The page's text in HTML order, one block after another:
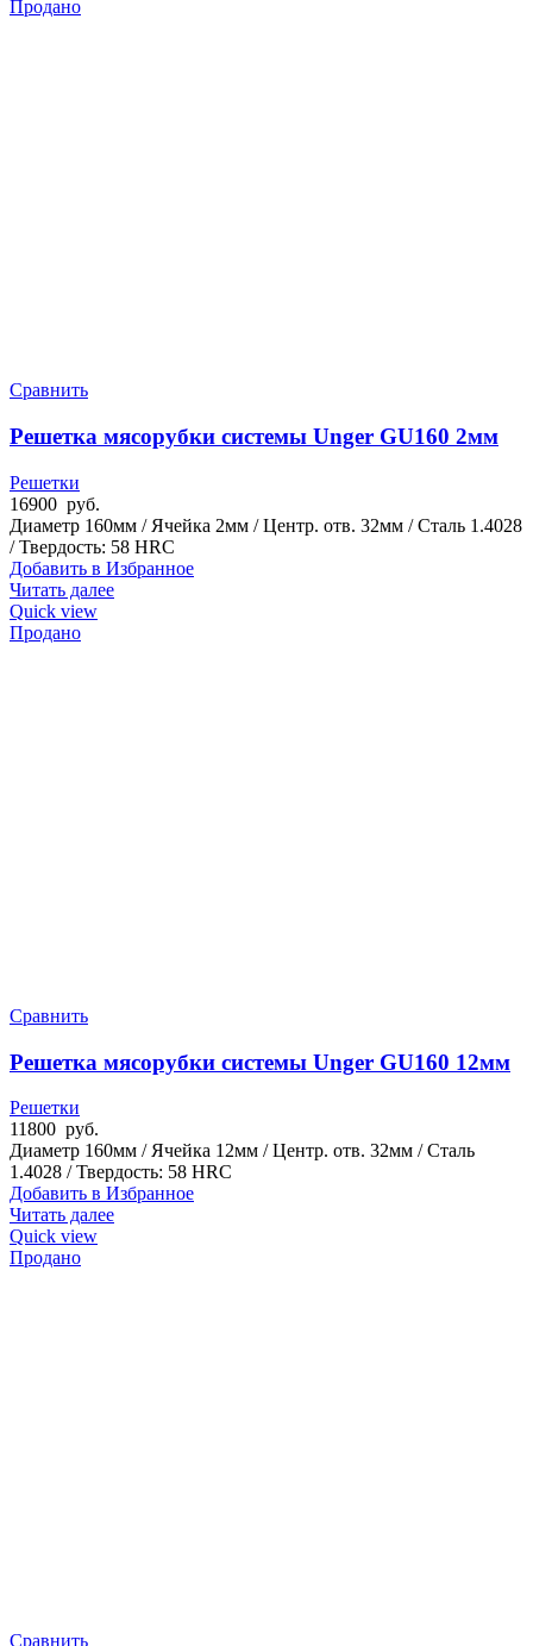
Продано
Сравнить
Решетка мясорубки системы Unger GU160 2мм
Решетки
16900 руб.
Диаметр 160мм / Ячейка 2мм / Центр. отв. 32мм / Сталь 1.4028
/ Твердость: 58 HRC
Добавить в Избранное
Читать далее
Quick view
Продано
Сравнить
Решетка мясорубки системы Unger GU160 12мм
Решетки
11800 руб.
Диаметр 160мм / Ячейка 12мм / Центр. отв. 32мм / Сталь
1.4028 / Твердость: 58 HRC
Добавить в Избранное
Читать далее
Quick view
Продано
Сравнить